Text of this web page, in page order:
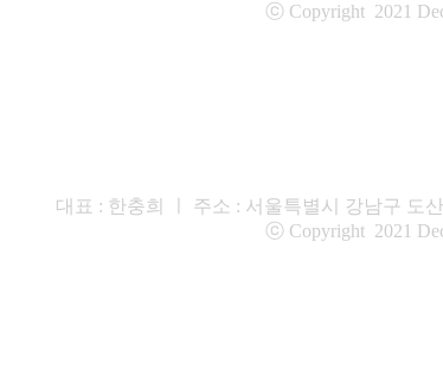
ⓒ Copyright 2021
대표 : 한충희 ㅣ 주소 : 서울특별시 강남구 도
ⓒ Copyright 2021